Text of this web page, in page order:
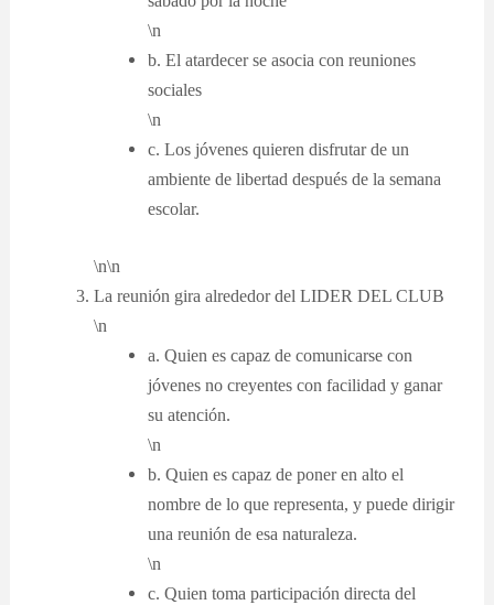
\n
b. El atardecer se asocia con reuniones
sociales
\n
c. Los jóvenes quieren disfrutar de un
ambiente de libertad después de la semana
escolar.
\n\n
La reunión gira alrededor del LIDER DEL CLUB
\n
a. Quien es capaz de comunicarse con
jóvenes no creyentes con facilidad y ganar
su atención.
\n
b. Quien es capaz de poner en alto el
nombre de lo que representa, y puede dirigir
una reunión de esa naturaleza.
\n
c. Quien toma participación directa del